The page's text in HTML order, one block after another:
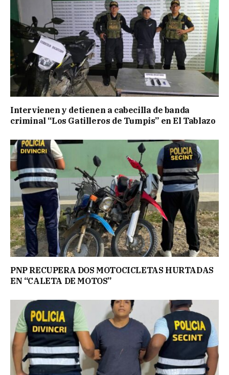
Intervienen y detienen a cabecilla de banda
criminal “Los Gatilleros de Tumpis” en El Tablazo
PNP RECUPERA DOS MOTOCICLETAS HURTADAS
EN “CALETA DE MOTOS”